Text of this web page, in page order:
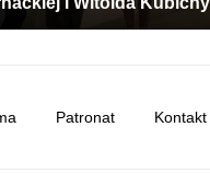
i Witolda Kubichy
Patronat Kontakt